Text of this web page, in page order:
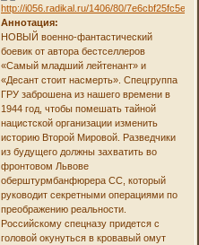
Аннотация:
НОВЫЙ военно-фантастический
боевик от автора бестселлеров
«Самый младший лейтенант» и
«Десант стоит насмерть». Спецгруппа
ГРУ заброшена из нашего времени в
1944 год, чтобы помешать тайной
нацистской организации изменить
историю Второй Мировой. Разведчики
из будущего должны захватить во
фронтовом Львове
оберштурмбанфюрера СС, который
руководит секретными операциями по
преображению реальности.
Российскому спецназу придется с
головой окунуться в кровавый омут